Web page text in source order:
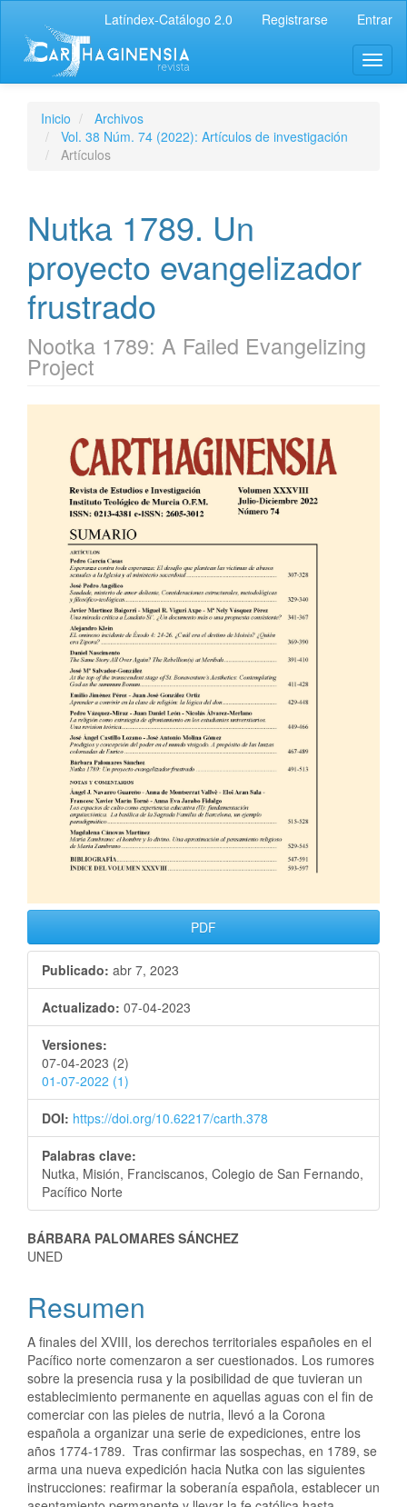
Latíndex-Catálogo 2.0 Registrarse Entrar
Inicio
Archivos
Vol. 38 Núm. 74 (2022): Artículos de investigación
Artículos
Nutka 1789. Un
proyecto evangelizador
frustrado
Nootka 1789: A Failed Evangelizing
Project
PDF
Publicado: abr 7, 2023
Actualizado: 07-04-2023
Versiones:
07-04-2023 (2)
01-07-2022 (1)
DOI: https://doi.org/10.62217/carth.378
Palabras clave:
Nutka, Misión, Franciscanos, Colegio de San Fernando,
Pacífico Norte
BÁRBARA PALOMARES SÁNCHEZ
UNED
Resumen
A finales del XVIII, los derechos territoriales españoles en el
Pacífico norte comenzaron a ser cuestionados. Los rumores
sobre la presencia rusa y la posibilidad de que tuvieran un
establecimiento permanente en aquellas aguas con el fin de
comerciar con las pieles de nutria, llevó a la Corona
española a organizar una serie de expediciones, entre los
años 1774-1789. Tras confirmar las sospechas, en 1789, se
arma una nueva expedición hacia Nutka con las siguientes
instrucciones: reafirmar la soberanía española, establecer un